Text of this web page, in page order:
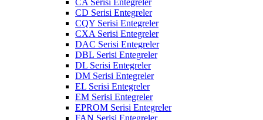
CA Serisi Entegreler
CD Serisi Entegreler
CQY Serisi Entegreler
CXA Serisi Entegreler
DAC Serisi Entegreler
DBL Serisi Entegreler
DL Serisi Entegreler
DM Serisi Entegreler
EL Serisi Entegreler
EM Serisi Entegreler
EPROM Serisi Entegreler
FAN Serisi Entegreler